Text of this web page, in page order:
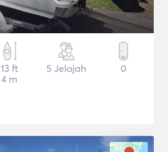
13 ft
4 m
5 Jelajah 0